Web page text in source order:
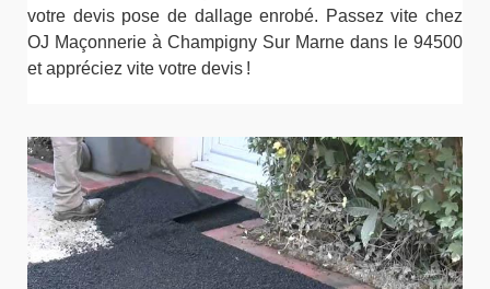
votre devis pose de dallage enrobé. Passez vite chez
OJ Maçonnerie à Champigny Sur Marne dans le 94500
et appréciez vite votre devis !